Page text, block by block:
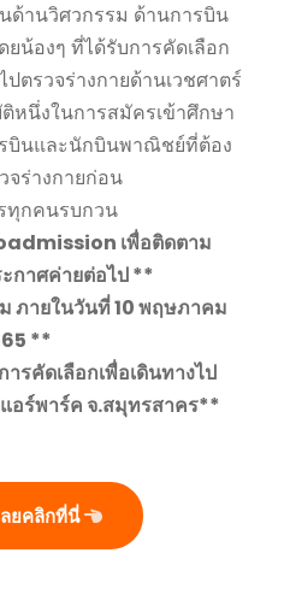
ด้านวิศวกรรม ด้านการบิน
น้องๆ ที่ได้รับการคัดเลือก
ตรวจร่างกายด้านเวชศาตร์
หนึ่งในการสมัครเข้าศึกษา
บินและนักบินพาณิชย์ที่ต้อง
จร่างกายก่อน
ทุกคนรบกวน
เพื่อติดตาม
กาศค่ายต่อไป **
ภายในวันที่ 10 พฤษภาคม
**
ดเลือกเพื่อเดินทางไป
อร์พาร์ค จ.สมุทรสาคร**
ยคลิกที่นี่